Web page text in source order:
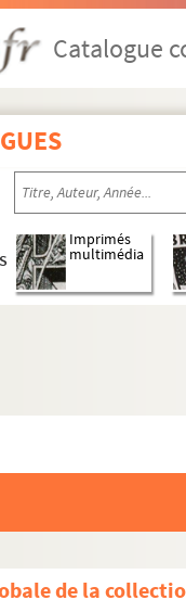
Catalogue
Imprimés
multimédia
de la